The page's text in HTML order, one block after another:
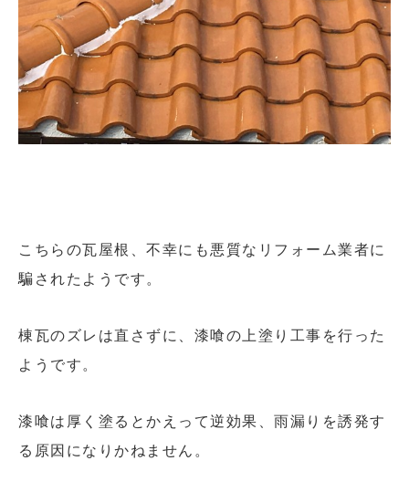
こちらの瓦屋根、不幸にも悪質なリフォーム業者に
騙されたようです。
棟瓦のズレは直さずに、漆喰の上塗り工事を行った
ようです。
漆喰は厚く塗るとかえって逆効果、雨漏りを誘発す
る原因になりかねません。